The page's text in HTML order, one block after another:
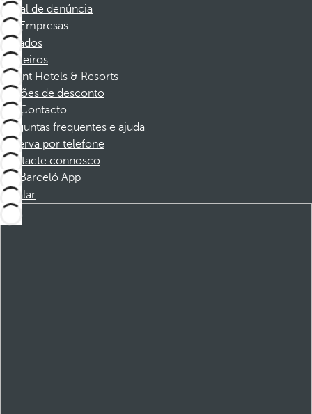
Canal de denúncia
Empresas
Afiliados
Parceiros
Dorint Hotels & Resorts
Cupões de desconto
Contacto
Perguntas frequentes e ajuda
Reserva por telefone
Contacte connosco
Barceló App
Instalar